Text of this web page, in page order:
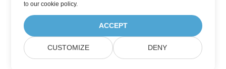
toour cookie policy.
ACCEPT
CUSTOMIZE DENY